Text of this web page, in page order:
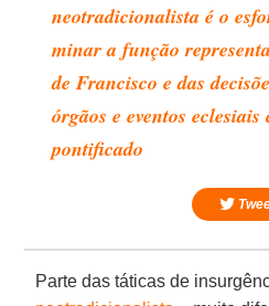
neotradicionalista é o
minar a função
de Francisco e das
órgãos e eventos eclesiais
pontificado
Parte das táticas de